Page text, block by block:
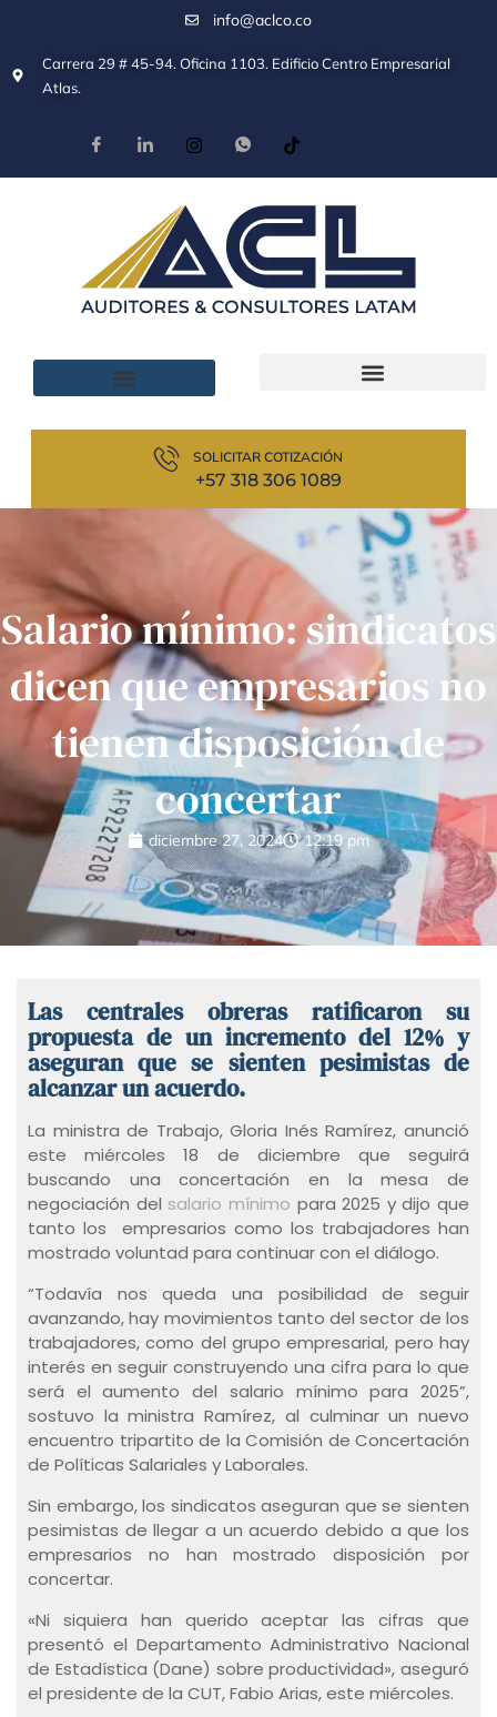
info@aclco.co
Carrera 29 # 45-94. Oficina 1103. Edificio Centro Empresarial
Atlas.
SOLICITAR COTIZACIÓN
+57 318 306 1089
Salario mínimo: sindicatos
dicen que empresarios no
tienen disposición de
concertar
diciembre 27, 2024 12:19 pm
Las centrales obreras ratificaron su
propuesta de un incremento del 12% y
aseguran que se sienten pesimistas de
alcanzar un acuerdo.
La ministra de Trabajo, Gloria Inés Ramírez, anunció
este miércoles 18 de diciembre que seguirá
buscando una concertación en la mesa de
negociación del salario mínimo para 2025 y dijo que
tanto los empresarios como los trabajadores han
mostrado voluntad para continuar con el diálogo.
“Todavía nos queda una posibilidad de seguir
avanzando, hay movimientos tanto del sector de los
trabajadores, como del grupo empresarial, pero hay
interés en seguir construyendo una cifra para lo que
será el aumento del salario mínimo para 2025”,
sostuvo la ministra Ramírez, al culminar un nuevo
encuentro tripartito de la Comisión de Concertación
de Políticas Salariales y Laborales.
Sin embargo, los sindicatos aseguran que se sienten
pesimistas de llegar a un acuerdo debido a que los
empresarios no han mostrado disposición por
concertar.
«Ni siquiera han querido aceptar las cifras que
presentó el Departamento Administrativo Nacional
de Estadística (Dane) sobre productividad», aseguró
el presidente de la CUT, Fabio Arias, este miércoles.